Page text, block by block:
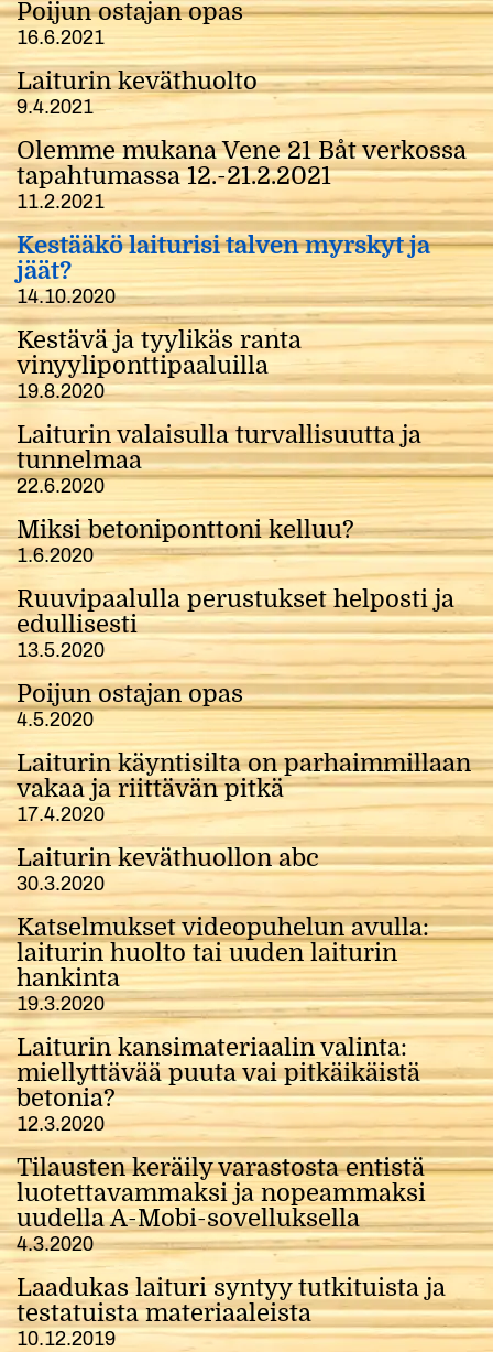
Poijun ostajan opas
16.6.2021
Laiturin keväthuolto
9.4.2021
Olemme mukana Vene 21 Båt verkossa
tapahtumassa 12.-21.2.2021
11.2.2021
Kestääkö laiturisi talven myrskyt ja
jäät?
14.10.2020
Kestävä ja tyylikäs ranta
vinyyliponttipaaluilla
19.8.2020
Laiturin valaisulla turvallisuutta ja
tunnelmaa
22.6.2020
Miksi betoniponttoni kelluu?
1.6.2020
Ruuvipaalulla perustukset helposti ja
edullisesti
13.5.2020
Poijun ostajan opas
4.5.2020
Laiturin käyntisilta on parhaimmillaan
vakaa ja riittävän pitkä
17.4.2020
Laiturin keväthuollon abc
30.3.2020
Katselmukset videopuhelun avulla:
laiturin huolto tai uuden laiturin
hankinta
19.3.2020
Laiturin kansimateriaalin valinta:
miellyttävää puuta vai pitkäikäistä
betonia?
12.3.2020
Tilausten keräily varastosta entistä
luotettavammaksi ja nopeammaksi
uudella A-Mobi-sovelluksella
4.3.2020
Laadukas laituri syntyy tutkituista ja
testatuista materiaaleista
10.12.2019